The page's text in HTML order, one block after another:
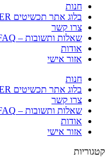
חנות
בלוג אתר תכשיטים REFER
צרו קשר
שאלות ותשובות – FAQ
אודות
אזור אישי
חנות
בלוג אתר תכשיטים REFER
צרו קשר
שאלות ותשובות – FAQ
אודות
אזור אישי
קטגוריות